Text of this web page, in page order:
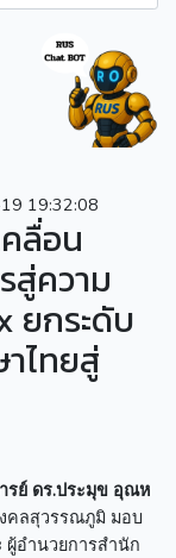
19:32:08
ลื่อน
สู่ความ
ยกระดับ
ไทยสู่
รย์ ดร.ประมุข อุณห
คลสุวรรณภูมิ มอบ
ผู้อำนวยการสำนัก